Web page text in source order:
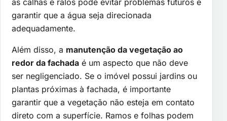
garantir que a água seja direcionada
adequadamente.
Além disso, a manutenção da vegetação ao
redor da fachada é um aspecto que não deve
ser negligenciado. Se o imóvel possui jardins ou
plantas próximas à fachada, é importante
garantir que a vegetação não esteja em contato
direto com a superfície. Ramos e folhas podem